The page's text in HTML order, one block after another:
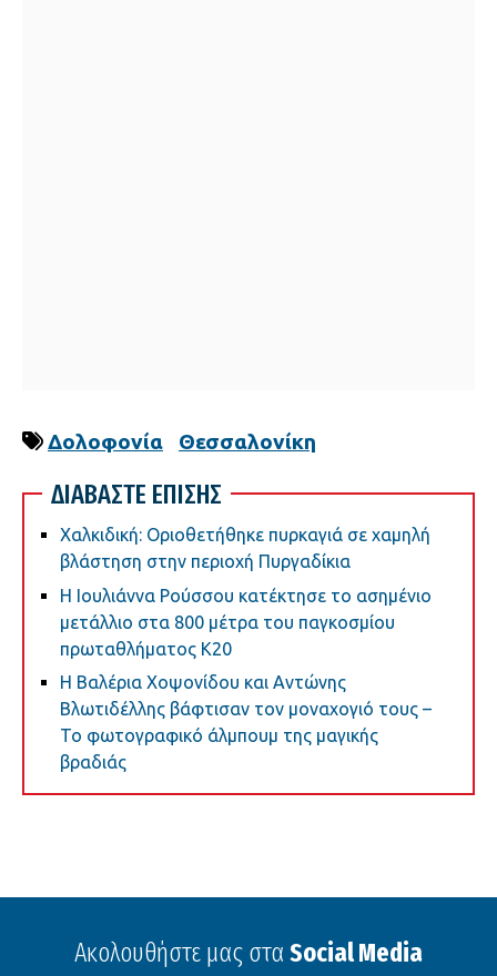
Δολοφονία Θεσσαλονίκη
ΔΙΑΒΑΣΤΕ ΕΠΙΣΗΣ
Χαλκιδική: Οριοθετήθηκε πυρκαγιά σε χαμηλή
βλάστηση στην περιοχή Πυργαδίκια
Η Ιουλιάννα Ρούσσου κατέκτησε το ασημένιο
μετάλλιο στα 800 μέτρα του παγκοσμίου
πρωταθλήματος Κ20
Η Βαλέρια Χοψονίδου και Αντώνης
Βλωτιδέλλης βάφτισαν τον μοναχογιό τους –
Το φωτογραφικό άλμπουμ της μαγικής
βραδιάς
Ακολουθήστε μας στα Social Media